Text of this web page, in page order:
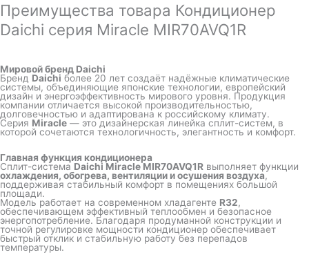
Преимущества товара Кондиционер
Daichi серия Miracle MIR70AVQ1R
Мировой бренд Daichi
Бренд Daichi более 20 лет создаёт надёжные климатические
системы, объединяющие японские технологии, европейский
дизайн и энергоэффективность мирового уровня. Продукция
компании отличается высокой производительностью,
долговечностью и адаптирована к российскому климату.
Серия Miracle — это дизайнерская линейка сплит-систем, в
которой сочетаются технологичность, элегантность и комфорт.
Главная функция кондиционера
Сплит-система Daichi Miracle MIR70AVQ1R выполняет функции
охлаждения, обогрева, вентиляции и осушения воздуха,
поддерживая стабильный комфорт в помещениях большой
площади.
Модель работает на современном хладагенте R32,
обеспечивающем эффективный теплообмен и безопасное
энергопотребление. Благодаря продуманной конструкции и
точной регулировке мощности кондиционер обеспечивает
быстрый отклик и стабильную работу без перепадов
температуры.